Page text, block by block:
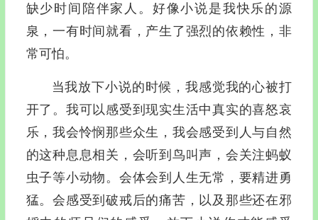
缺少时间陪伴家人。好像小说是我快乐的源
泉，一有时间就看，产生了强烈的依赖性，非
常可怕。
当我放下小说的时候，我感觉我的心被打
开了。我可以感受到现实生活中真实的喜怒哀
乐，我会怜悯那些众生，我会感受到人与自然
的这种息息相关，会听到鸟叫声，会关注蚂蚁
虫子等小动物。会体会到人生无常，要精进勇
猛。会感受到破戒后的痛苦，以及那些还在邪